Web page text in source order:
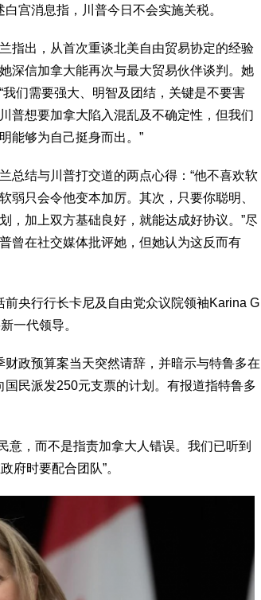
宫消息指，川普今日不会实施关税。
指出，从首次重谈北美自由贸易协定的经验
深信加拿大能再次与最大贸易伙伴谈判。她
我们需要强大、明智及团结，关键是不要害
普想要加拿大陷入混乱及不确定性，但我们
能够为自己挺身而出。”
总结与川普打交道的两点心得：“他不喜欢软
弱只会令他变本加厉。其次，只要你聪明、
，加上双方基础良好，就能达成好协议。”尽
曾在社交媒体批评她，但她认为这反而有
央行行长卡尼及自由党众议院领袖Karina G
一代领导。
政预算案当天突然请辞，并暗示与特鲁多在
民派发250元支票的计划。有报道指特鲁多
意，而不是指责加拿大人错误。我们已听到
府时要配合团队”。